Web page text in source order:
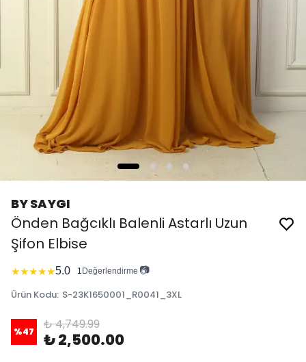
BY SAYGI
Önden Bağcıklı Balenli Astarlı Uzun
Şifon Elbise
★★★★★5.0 1 Değerlendirme 📷
Ürün Kodu: S-23K1650001_R0041_3XL
%47 ₺ 4,749.99
₺ 2,500.00